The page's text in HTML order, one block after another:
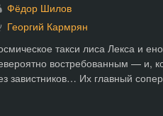
Фёдор Шилов
Георгий Кармрян
такси лиса Лекса и
востребованным — и,
завистников… Их главный